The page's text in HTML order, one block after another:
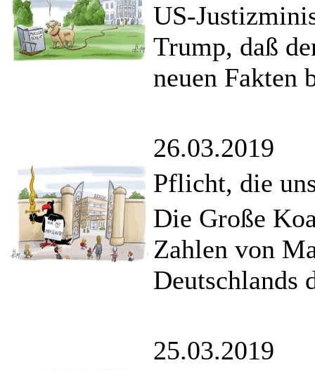
US-
Trump, daß
neuen Fakten
26.03.2019
Pflicht, die
Die Große
Zahlen von
25.03.2019